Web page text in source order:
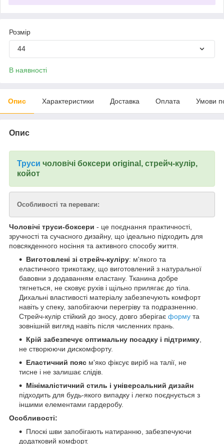
Розмір
44
В наявності
Опис Характеристики Доставка Оплата Умови
Опис
Труси чоловічі боксери original, стрейч-кулір,
койот
Особливості та переваги:
Чоловічі труси-боксери - це поєднання практичності,
зручності та сучасного дизайну, що ідеально підходить для
повсякденного носіння та активного способу життя.
Виготовлені зі стрейч-куліру: м'якого та
еластичного трикотажу, що виготовлений з натуральної
бавовни з додаванням еластану. Тканина добре
тягнеться, не сковує рухів і щільно прилягає до тіла.
Дихальні властивості матеріалу забезпечують комфорт
навіть у спеку, запобігаючи перегріву та подразненню.
Стрейч-кулір стійкий до зносу, довго зберігає форму та
зовнішній вигляд навіть після численних прань.
Крій забезпечує оптимальну посадку і підтримку
не створюючи дискомфорту.
Еластичний пояс м'яко фіксує виріб на талії, не
тисне і не залишає слідів.
Мінімалістичний стиль і універсальний дизайн
підходить для будь-якого випадку і легко поєднується з
іншими елементами гардеробу.
Особливості:
Плоскі шви запобігають натиранню, забезпечуючи
додатковий комфорт.